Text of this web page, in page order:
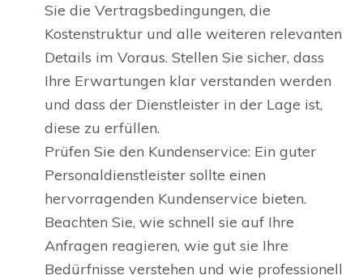
Sie die Vertragsbedingungen, die
Kostenstruktur und alle weiteren relevanten
Details im Voraus. Stellen Sie sicher, dass
Ihre Erwartungen klar verstanden werden
und dass der Dienstleister in der Lage ist,
diese zu erfüllen.
Prüfen Sie den Kundenservice: Ein guter
Personaldienstleister sollte einen
hervorragenden Kundenservice bieten.
Beachten Sie, wie schnell sie auf Ihre
Anfragen reagieren, wie gut sie Ihre
Bedürfnisse verstehen und wie professionell